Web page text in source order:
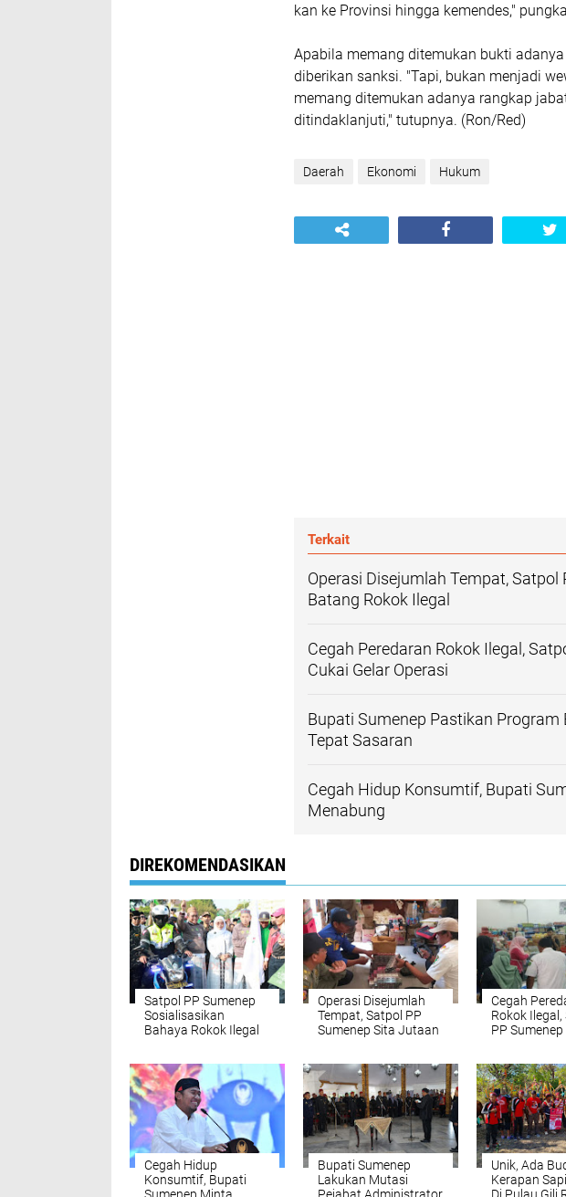
kan ke Provinsi hingga kemendes,"
Apabila memang ditemukan bukti
diberikan sanksi. "Tapi, bukan menjadi
memang ditemukan adanya rangkap
ditindaklanjuti," tutupnya. (Ron/Red)
Daerah Ekonomi Hukum
Terkait
Operasi Disejumlah Tempat,
Batang Rokok Ilegal
Cegah Peredaran Rokok Ilegal,
Cukai Gelar Operasi
Bupati Sumenep Pastikan Program
Tepat Sasaran
Cegah Hidup Konsumtif, Bupati
Menabung
DIREKOMENDASIKAN
Satpol PP Sumenep
Sosialisasikan
Bahaya Rokok Ilegal
Operasi Disejumlah
Tempat, Satpol PP
Sumenep Sita Jutaan
Cegah
Rokok Ilegal,
PP
Cegah Hidup
Konsumtif, Bupati
Bupati Sumenep
Lakukan Mutasi
Unik, Ada
Kerapan